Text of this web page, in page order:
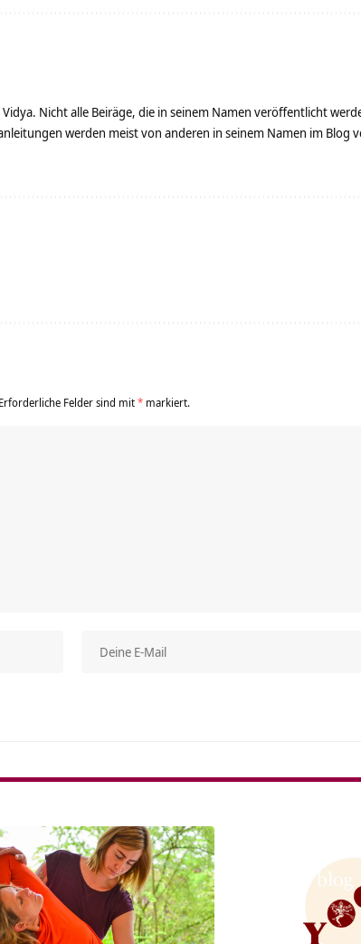
Nicht alle Beiräge, die in seinem Namen veröffentlicht
werden meist von anderen in seinem Namen im
Erforderliche Felder sind mit* markiert.